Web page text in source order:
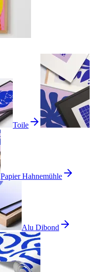
Toile
Papier Hahnemühle
Alu Dibond